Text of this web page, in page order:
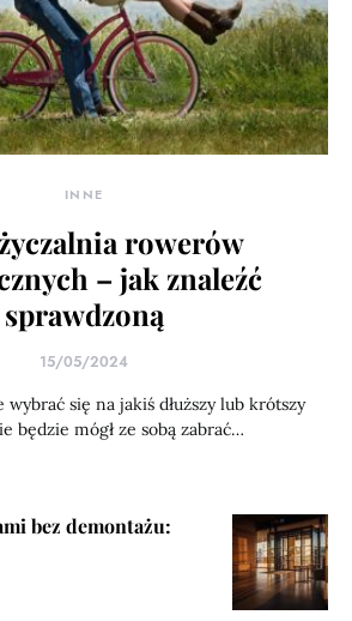
INNE
rowerów
– jak znaleźć
sprawdzoną
15/05/2024
wybrać się na jakiś dłuższy lub krótszy
będzie mógł ze sobą zabrać…
bez demontażu: